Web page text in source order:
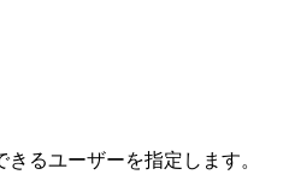
るユーザーを指定します。